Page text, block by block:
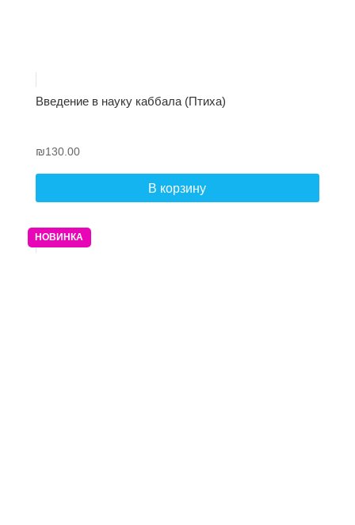
Введение в науку каббала (Птиха)
₪130.00
В корзину
НОВИНКА